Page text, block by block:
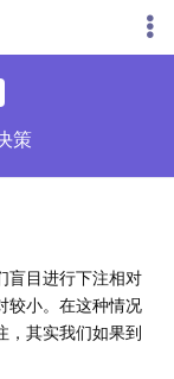
策
盲目进行下注相对
较小。在这种情况
，其实我们如果到